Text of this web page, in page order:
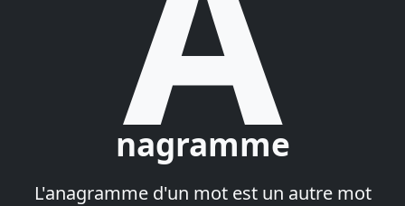
nagramme
L'anagramme d'un mot est un autre mot